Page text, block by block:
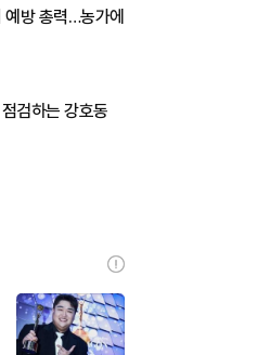
예방 총력…농가에
검하는 강호동